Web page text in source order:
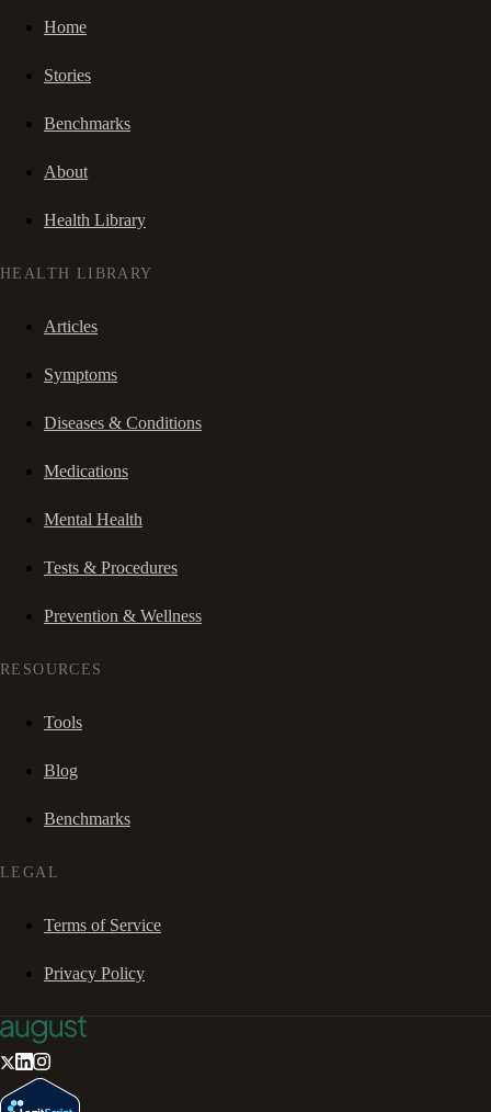
Home
Stories
Benchmarks
About
Health Library
HEALTH LIBRARY
Articles
Symptoms
Diseases & Conditions
Medications
Mental Health
Tests & Procedures
Prevention & Wellness
RESOURCES
Tools
Blog
Benchmarks
LEGAL
Terms of Service
Privacy Policy